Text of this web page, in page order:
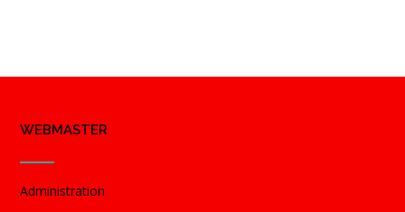
WEBMASTER
Administration